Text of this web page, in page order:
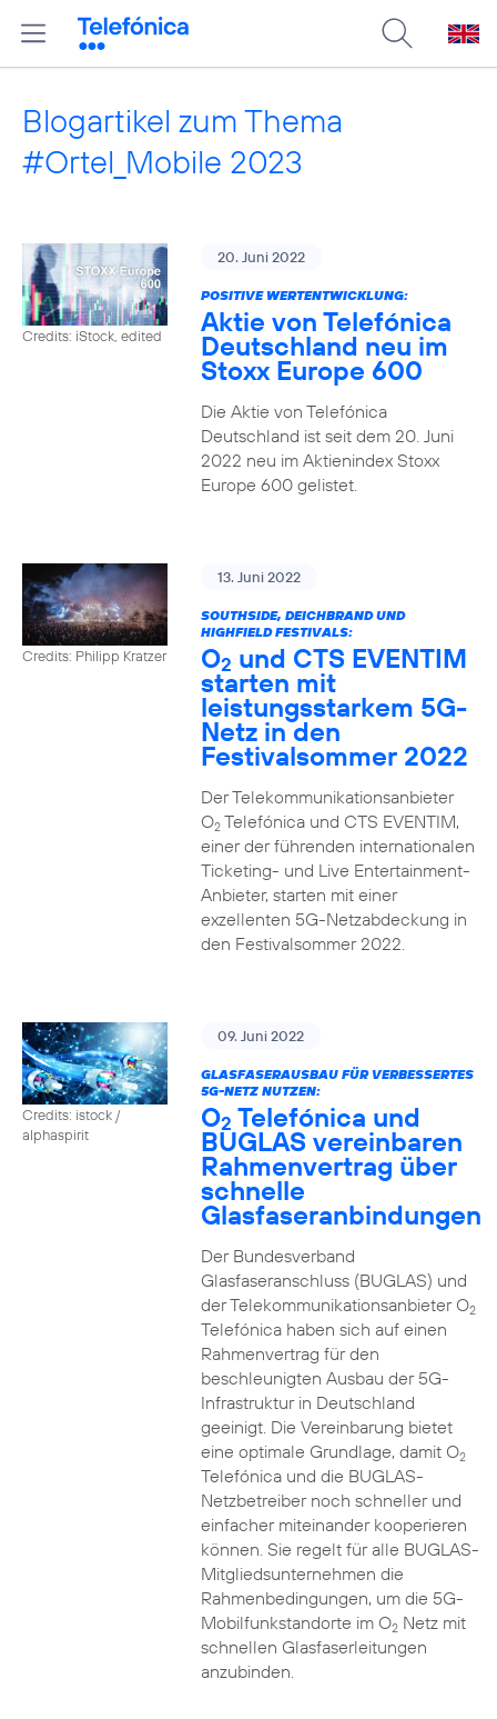
Blogartikel zum Thema
#Ortel_Mobile 2023
Credits: iStock, edited
20. Juni 2022
POSITIVE WERTENTWICKLUNG:
Aktie von Telefónica
Deutschland neu im
Stoxx Europe 600
Die Aktie von Telefónica
Deutschland ist seit dem 20. Juni
2022 neu im Aktienindex Stoxx
Europe 600 gelistet.
Credits: Philipp Kratzer
13. Juni 2022
SOUTHSIDE, DEICHBRAND UND
HIGHFIELD FESTIVALS:
O2 und CTS EVENTIM
starten mit
leistungsstarkem 5G-
Netz in den
Festivalsommer 2022
Der Telekommunikationsanbieter
O2Telefónica und CTS EVENTIM,
einer der führenden internationalen
Ticketing- und Live Entertainment-
Anbieter, starten mit einer
exzellenten 5G-Netzabdeckung in
den Festivalsommer 2022.
Credits: istock /
alphaspirit
09. Juni 2022
GLASFASERAUSBAU FÜR VERBESSERTES
5G-NETZ NUTZEN:
O2 Telefónica und
BUGLAS vereinbaren
Rahmenvertrag über
schnelle
Glasfaseranbindungen
Der Bundesverband
Glasfaseranschluss (BUGLAS) und
der Telekommunikationsanbieter O2
Telefónica haben sich auf einen
Rahmenvertrag für den
beschleunigten Ausbau der 5G-
Infrastruktur in Deutschland
geeinigt. Die Vereinbarung bietet
eine optimale Grundlage, damit O2
Telefónica und die BUGLAS-
Netzbetreiber noch schneller und
einfacher miteinander kooperieren
können. Sie regelt für alle BUGLAS-
Mitgliedsunternehmen die
Rahmenbedingungen, um die 5G-
Mobilfunkstandorte im O2Netz mit
schnellen Glasfaserleitungen
anzubinden.